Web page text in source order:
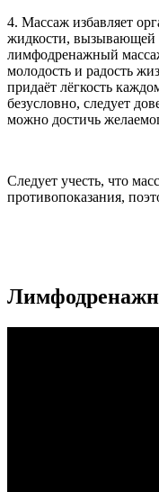
4. Массаж избавляет
жидкости, вызывающей
лимфодренажный
молодость и радость
придаёт лёгкость
безусловно, следует
можно достичь
Следует учесть, что
противопоказания,